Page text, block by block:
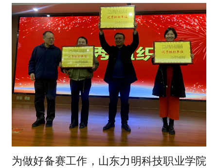
为做好备赛工作，山东力明科技职业学院